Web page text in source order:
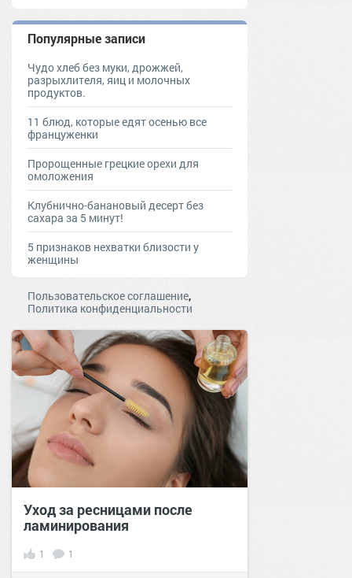
Популярные записи
Чудо хлеб без муки, дрожжей,
разрыхлителя, яиц и молочных
продуктов.
11 блюд, которые едят осенью все
француженки
Пророщенные грецкие орехи для
омоложения
Клубнично-банановый десерт без
сахара за 5 минут!
5 признаков нехватки близости у
женщины
Пользовательское соглашение,
Политика конфиденциальности
Уход за ресницами после
ламинирования
1 1